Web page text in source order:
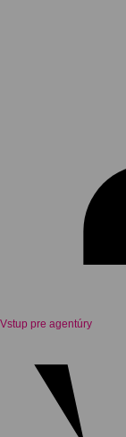
Vstup pre agentúry